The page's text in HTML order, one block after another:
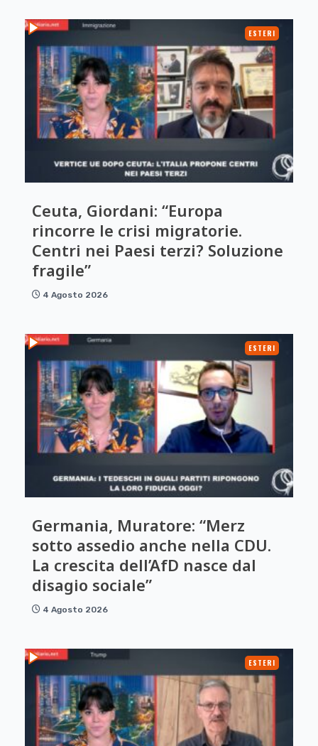
ESTERI
Ceuta, Giordani: “Europa
rincorre le crisi migratorie.
Centri nei Paesi terzi? Soluzione
fragile”
4 Agosto 2026
ESTERI
Germania, Muratore: “Merz
sotto assedio anche nella CDU.
La crescita dell’AfD nasce dal
disagio sociale”
4 Agosto 2026
ESTERI